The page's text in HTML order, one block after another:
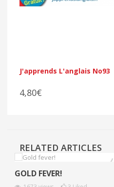
J'apprends L'anglais No93
4,80€
RELATED ARTICLES
GOLD FEVER!